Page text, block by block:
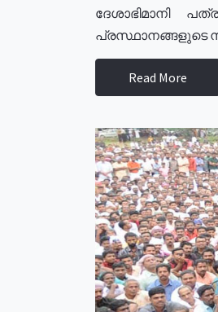
ദേശാഭിമാനി
പ്രസ്ഥാനങ്ങളുടെ
Read More